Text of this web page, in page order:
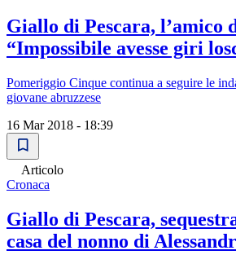
Giallo di Pescara, l’amico
“Impossibile avesse giri
Pomeriggio Cinque continua a seguire le
giovane abruzzese
16 Mar 2018 - 18:39
Articolo
Cronaca
Giallo di Pescara,
casa del nonno di